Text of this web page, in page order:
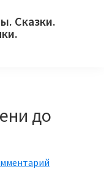
Сказки.
до